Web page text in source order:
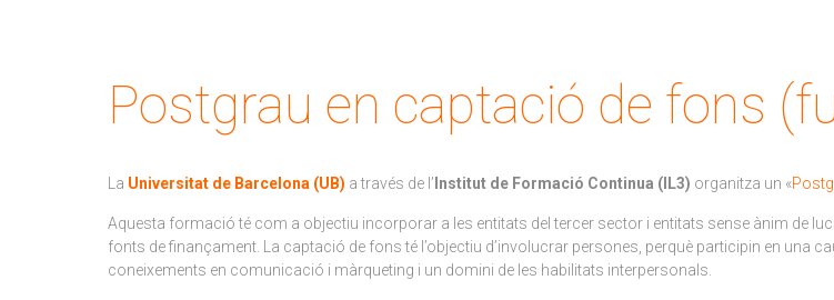
Postgrau en captació de fons
La Universitat de Barcelona (UB) a través de l’ Institut de Formació Continua (IL3) organitza un «
Aquesta formació té com a objectiu incorporar a les entitats del tercer sector i entitats sense ànim de
fonts de finançament. La captació de fons té l’objectiu d’involucrar persones, perquè participin en
coneixements en comunicació i màrqueting i un domini de les habilitats interpersonals.